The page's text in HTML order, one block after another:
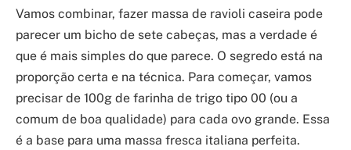
Vamos combinar, fazer massa de ravioli caseira pode
parecer um bicho de sete cabeças, mas a verdade é
que é mais simples do que parece. O segredo está na
proporção certa e na técnica. Para começar, vamos
precisar de 100g de farinha de trigo tipo 00 (ou a
comum de boa qualidade) para cada ovo grande. Essa
é a base para uma massa fresca italiana perfeita.